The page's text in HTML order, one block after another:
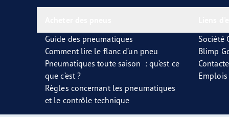
Guide des pneumatiques
Comment lire le flanc d’un pneu
Pneumatiques toute saison : qu’est ce
que c’est ?
Règles concernant les pneumatiques
et le contrôle technique
Société
Blimp
Emplois